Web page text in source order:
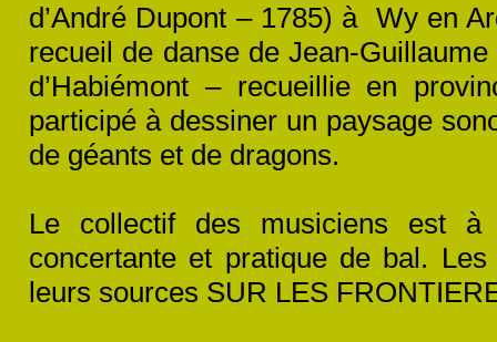
d’André Dupont – 1785) à Wy en
recueil de danse de Jean-
d’Habiémont – recueillie en
participé à dessiner un paysage
de géants et de dragons.
Le collectif des musiciens est à
concertante et pratique de bal.
leurs sources SUR LES